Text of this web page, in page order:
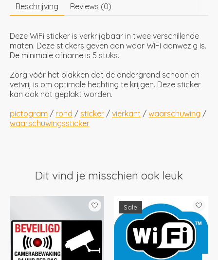
Beschrijving Reviews (0)
Deze WiFi sticker is verkrijgbaar in twee verschillende
maten. Deze stickers geven aan waar WiFi aanwezig is.
De minimale afname is 5 stuks.
Zorg vóór het plakken dat de ondergrond schoon en
vetvrij is om optimale hechting te krijgen. Deze sticker
kan ook nat geplakt worden.
pictogram / rond / sticker / vierkant / waarschuwing /
waarschuwingssticker
Dit vind je misschien ook leuk
Items van productcarrousel
Sale